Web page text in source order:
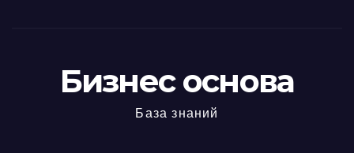
Бизнес основа
База знаний